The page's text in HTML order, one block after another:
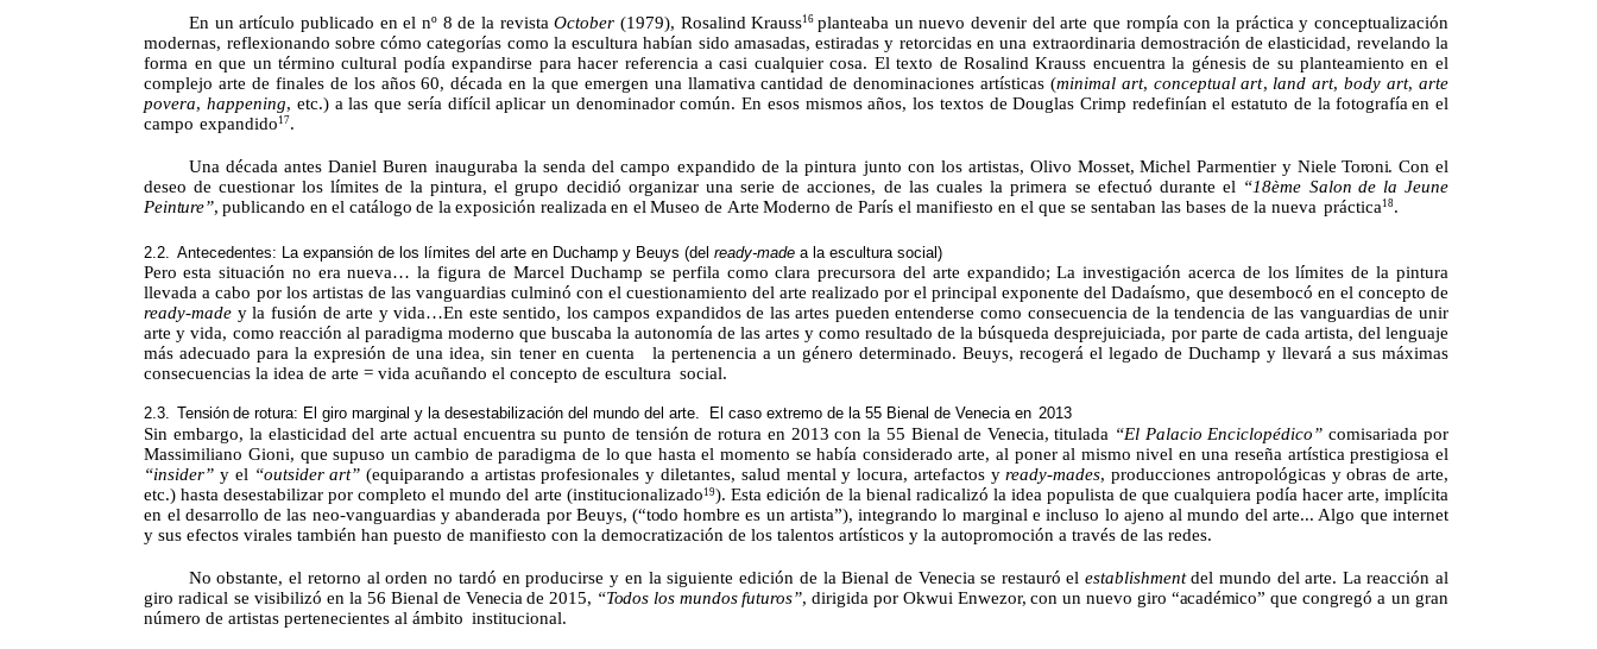
En un artículo publicado en elnº 8 de la revistaOctober (1979), Rosalind Krauss16 planteaba un nuevo devenir del arte que rompía con la práctica y conceptualización
modernas, reflexionando sobre cómo categorías como la escultura habían sido amasadas, estiradas y retorcidas en una extraordinaria demostración de elasticidad, revelando la
forma en que un término cultural podía expandirse para hacer referencia a casi cualquier cosa. El texto de Rosalind Krauss encuentra la génesis de su planteamiento en el
complejo arte de finales de los años 60, década en la que emergen una llamativa cantidad de denominaciones artísticas (minimalart, conceptual art, land art,body art, arte
povera,happening, etc.) a las que sería difícil aplicar un denominador común. En esos mismos años, los textos de DouglasCrimp redefinían el estatuto de la fotografía en el
campo expandido 17.
Una década antes Daniel Buren inauguraba la senda del campo expandido de la pintura junto con los artistas, Olivo Mosset, Michel Parmentier y Niele Toroni. Con el
deseo de cuestionar los límites de la pintura, el grupo decidió organizar una serie de acciones, de las cuales la primera se efectuó durante el “18ème Salon de la Jeune
Peinture”, publicando en el catálogo de la exposición realizada en el Museo de Arte Moderno de París el manifiesto en el que se sentaban las bases de la nueva práctica 18 .
2.2. Antecedentes: La expansión de los límites del arte en Duchamp y Beuys (del ready-made a la escultura social)
Peroesta situación no era nueva… la figura de Marcel Duchamp se perfila como clara precursora del arte expandido; La investigación acerca de los límites de la pintura
llevada a cabo por los artistas de las vanguardias culminó con el cuestionamiento del arte realizado por el principal exponente del Dadaísmo, que desembocó en el concepto de
ready-made y la fusión de arte y vida…En este sentido, los campos expandidos de las artes pueden entenderse como consecuencia de la tendencia de las vanguardias de unir
arte y vida, como reacción al paradigma moderno que buscaba la autonomía de las artes y como resultado de la búsqueda desprejuiciada, por parte de cada artista, del lenguaje
más adecuado para la expresión de una idea, sin tener en cuenta
la pertenencia a un género determinado. Beuys, recogerá el legado de Duchamp y llevará a sus máximas
consecuencias la idea de arte = vida acuñando el concepto de escultura social.
2.3. Tensiónde rotura: El giro marginal y la desestabilización del mundo del arte. El caso extremo de la 55 Bienal de Venecia en 2013
Sin embargo, la elasticidad del arte actual encuentra su punto de tensión de rotura en 2013 con la 55 Bienal deVenecia,titulada “El Palacio Enciclopédico”comisariada por
Massimiliano Gioni, que supuso un cambio de paradigma de lo que hasta el momento se había considerado arte, al poner al mismo nivel en una reseña artística prestigiosa el
“insider”y el “outsider art”(equiparando a artistas profesionales y diletantes, salud mental y locura, artefactos yready-mades, producciones antropológicas y obras de arte,
etc.) hasta desestabilizar por completo el mundo del arte (institucionalizado 19). Esta edición de la bienal radicalizó la idea populista de que cualquiera podía hacer arte, implícita
en el desarrollo de las neo-vanguardiasy abanderada por Beuys,(“todohombre es un artista”), integrando lo marginal e incluso lo ajeno al mundo del arte... Algo que internet
y sus efectos virales también han puesto de manifiesto con la democratización de los talentos artísticos y la autopromoción a través de las redes.
Noobstante, el retorno al orden no tardó en producirse y en la siguiente edición de la Bienal de Veneciase restauró el establishment del mundo del arte. La reacción al
giro radical se visibilizó en la 56 Bienal de Venecia de 2015, “Todos los mundos futuros”, dirigida por Okwui Enwezor, con un nuevo giro “académico” que congregó a un gran
número de artistas pertenecientes al ámbito institucional.